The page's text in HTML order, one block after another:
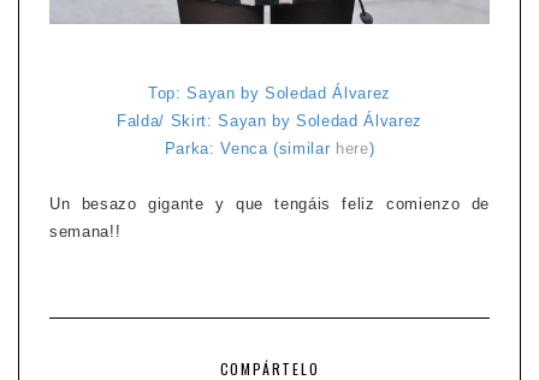
Top: Sayan by Soledad Álvarez
Falda/ Skirt: Sayan by Soledad Álvarez
Parka: Venca (similar here)
Un besazo gigante y que tengáis feliz comienzo de
semana!!
COMPÁRTELO